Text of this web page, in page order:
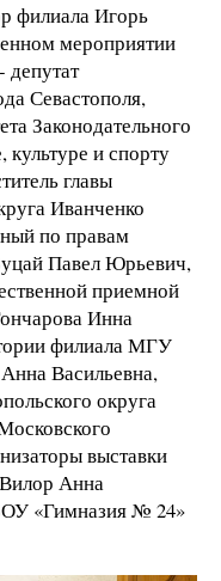
филиала Игорь
мероприятии
депутат
Севастополя,
Законодательного
и спорту
главы
Иванченко
по правам
Павел Юрьевич,
приемной
Инна
филиала МГУ
Васильевна,
округа
выставки
Анна
«Гимназия № 24»